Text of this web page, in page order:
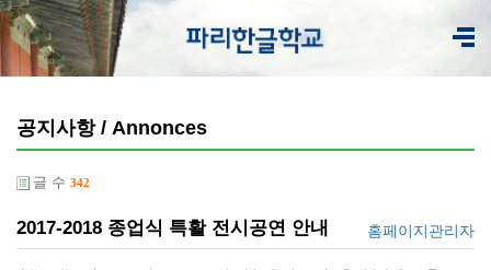
공지사항 / Annonces
글 수 342
2017-2018 종업식 특활 전시공연 안내 홈페이지관리자